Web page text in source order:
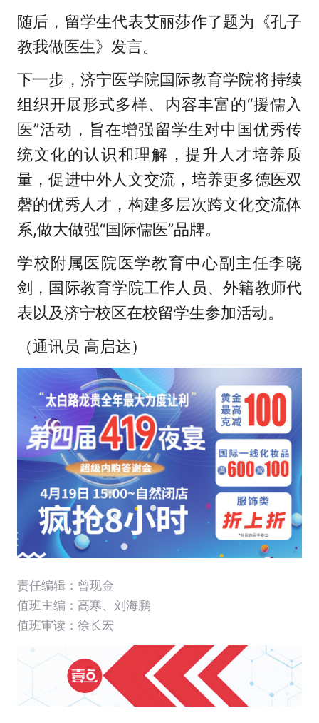
随后，留学生代表艾丽莎作了题为《孔子
教我做医生》发言。
下一步，济宁医学院国际教育学院将持续
组织开展形式多样、内容丰富的“援儒入
医”活动，旨在增强留学生对中国优秀传
统文化的认识和理解，提升人才培养质
量，促进中外人文交流，培养更多德医双
磬的优秀人才，构建多层次跨文化交流体
系,做大做强“国际儒医”品牌。
学校附属医院医学教育中心副主任李晓
剑，国际教育学院工作人员、外籍教师代
表以及济宁校区在校留学生参加活动。
（通讯员 高启达）
责任编辑：曾现金
值班主编： 高寒
刘海鹏
值班审读：徐长宏